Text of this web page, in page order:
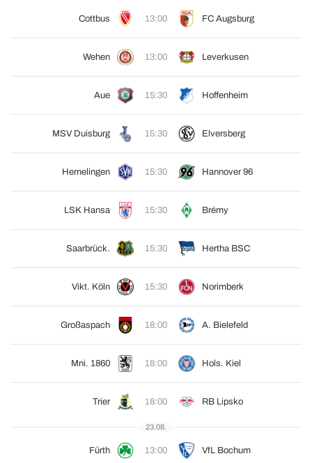
Cottbus 13:00 FC Augsburg
Wehen 13:00 Leverkusen
Aue 15:30 Hoffenheim
MSV Duisburg 15:30 Elversberg
Hemelingen 15:30 Hannover 96
LSK Hansa 15:30 Brémy
Saarbrück. 15:30 Hertha BSC
Vikt. Köln 15:30 Norimberk
Großaspach 18:00 A. Bielefeld
Mni. 1860 18:00 Hols. Kiel
Trier 18:00 RB Lipsko
23.08.
Fürth 13:00 VfL Bochum